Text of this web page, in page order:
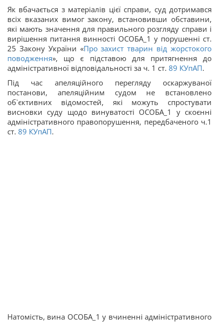
Як вбачається з матеріалів цієї справи, суд дотримався
всіх вказаних вимог закону, встановивши обставини,
які мають значення для правильного розгляду справи і
вирішення питання винності ОСОБА_1 у порушенні ст.
25 Закону України «Про захист тварин від жорстокого
поводження», що є підставою для притягнення до
адміністративної відповідальності за ч. 1 ст. 89 КУпАП.
Під час апеляційного перегляду оскаржуваної
постанови, апеляційним судом не встановлено
об`єктивних відомостей, які можуть спростувати
висновки суду щодо винуватості ОСОБА_1 у скоєнні
адміністративного правопорушення, передбаченого ч.1
ст. 89 КУпАП.
Натомість, вина ОСОБА_1 у вчиненні адміністративного